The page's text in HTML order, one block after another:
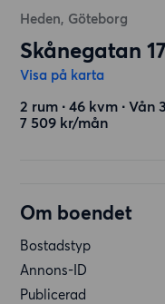
Heden, Göteborg
Skånegatan
Visa på karta
2 rum ∙ 46 kvm ∙ Vån 3
7 509 kr/mån
Om boendet
Bostadstyp
Annons-ID
Publicerad